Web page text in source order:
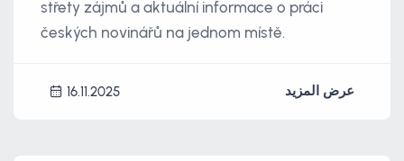
střety zájmů a aktuální informace o práci
českých novinářů na jednom místě.
16.11.2025 عرض المزيد